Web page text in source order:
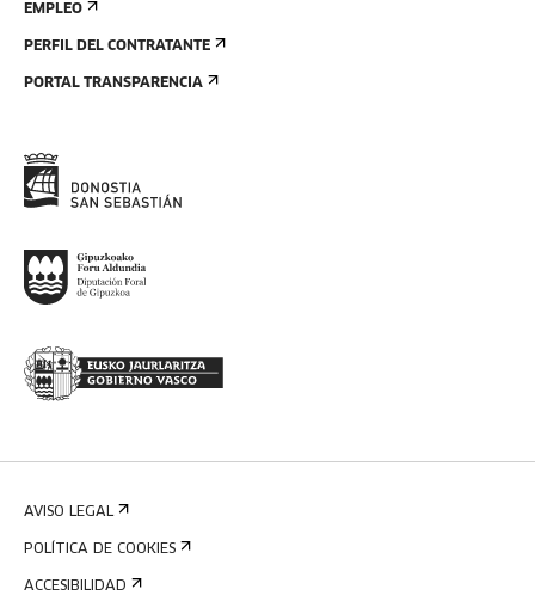
EMPLEO
PERFIL DEL CONTRATANTE
PORTAL TRANSPARENCIA
AVISO LEGAL
POLÍTICA DE COOKIES
ACCESIBILIDAD